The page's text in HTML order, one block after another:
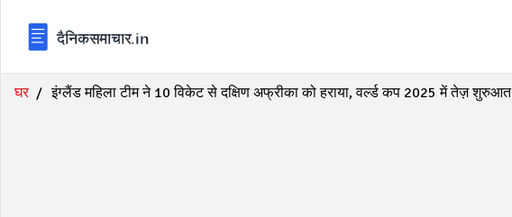
घर इंग्लैंड महिला टीम ने 10 विकेट से दक्षिण अफ्रीका को हराया, वर्ल्ड कप 2025 में तेज़ शुरुआत